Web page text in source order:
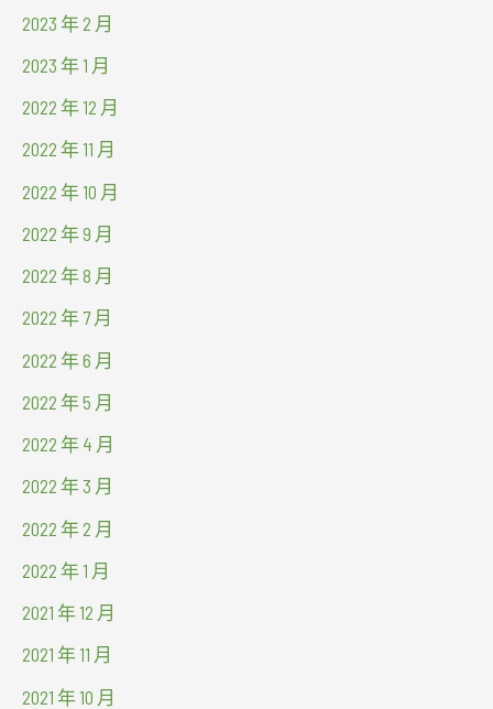
2023 年 2 月
2023 年 1 月
2022 年 12 月
2022 年 11 月
2022 年 10 月
2022 年 9 月
2022 年 8 月
2022 年 7 月
2022 年 6 月
2022 年 5 月
2022 年 4 月
2022 年 3 月
2022 年 2 月
2022 年 1 月
2021 年 12 月
2021 年 11 月
2021 年 10 月